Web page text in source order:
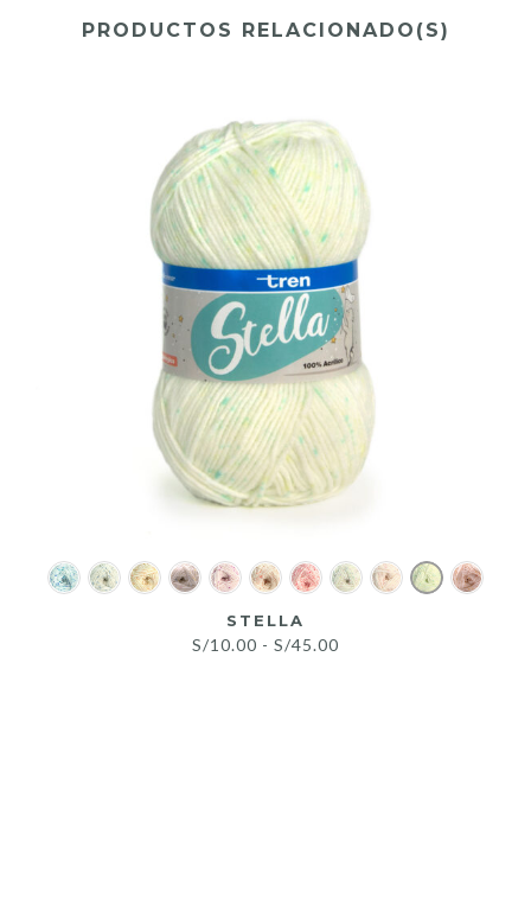
PRODUCTOS RELACIONADO(S)
STELLA
S/10.00 - S/45.00